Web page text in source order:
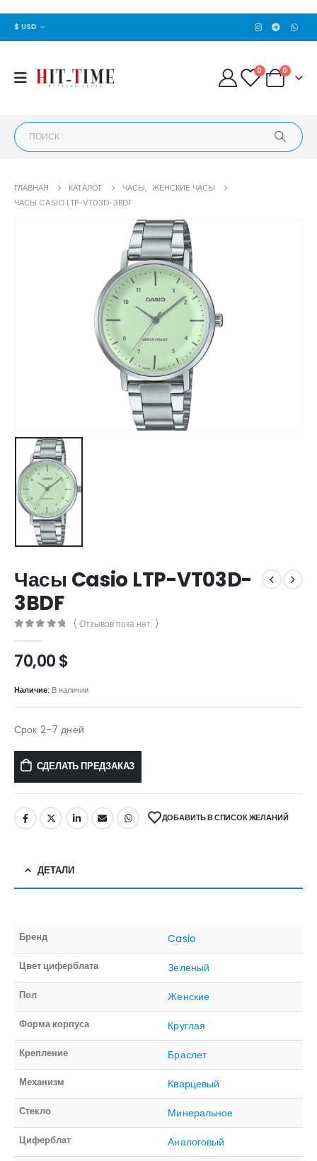
$ USD
0 0
ГЛАВНАЯ КАТАЛОГ ЧАСЫ, ЖЕНСКИЕ ЧАСЫ
ЧАСЫ CASIO LTP-VT03D-3BDF
Часы Casio LTP-VT03D-
3BDF
( Отзывов пока нет. )
70,00$
Наличие: В наличии
Срок 2-7 дней
СДЕЛАТЬ ПРЕДЗАКАЗ
ДОБАВИТЬ В СПИСОК ЖЕЛАНИЙ
ДЕТАЛИ
Бренд Casio
Цвет циферблата Зеленый
Пол Женские
Форма корпуса Круглая
Крепление Браслет
Механизм Кварцевый
Стекло Минеральное
Циферблат Аналоговый